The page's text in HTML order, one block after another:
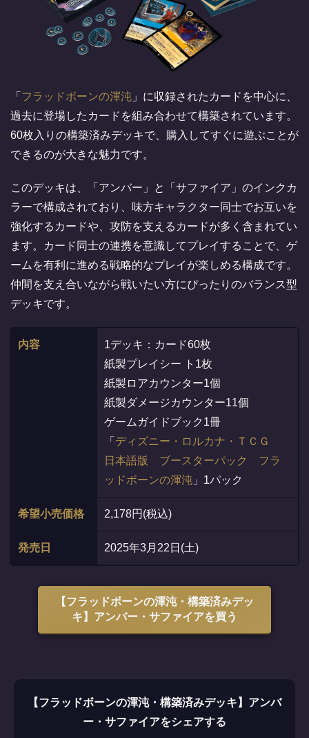
「 フラッドボーンの渾沌 」に収録されたカードを中心に、
過去に登場したカードを組み合わせて構築されています。
60枚入りの構築済みデッキで、購入してすぐに遊ぶことが
できるのが大きな魅力です。
このデッキは、「アンバー」と「サファイア」のインクカ
ラーで構成されており、味方キャラクター同士でお互いを
強化するカードや、攻防を支えるカードが多く含まれてい
ます。カード同士の連携を意識してプレイすることで、ゲ
ームを有利に進める戦略的なプレイが楽しめる構成です。
仲間を支え合いながら戦いたい方にぴったりのバランス型
デッキです。
内容
1デッキ：カード60枚
紙製プレイシー ト1枚
紙製ロアカウンター1個
紙製ダメージカウンター11個
ゲームガイドブック1冊
「 ディズニー・ロルカナ・ＴＣＧ
日本語版 ブースターパック フラ
ッドボーンの渾沌 」1パック
希望小売価格 2,178円(税込)
発売日 2025年3月22日(土)
【フラッドボーンの渾沌・構築済みデッ
キ】アンバー・サファイアを買う
【フラッドボーンの渾沌・構築済みデッキ】アンバ
ー・サファイアをシェアする